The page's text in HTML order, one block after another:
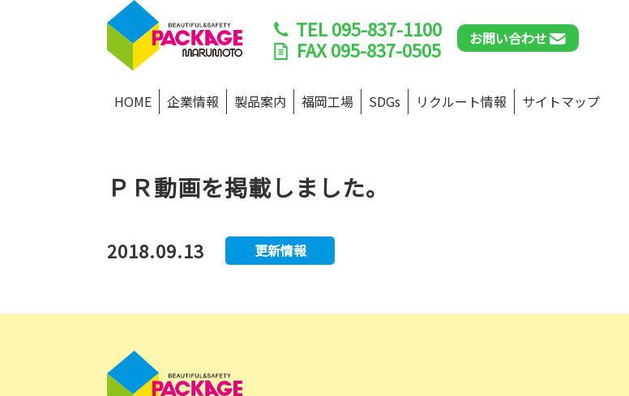
TEL095-837-1100
FAX095-837-0505 お問い合わせ
HOME 企業情報 製品案内 福岡工場 SDGs リクルート情報 サイトマップ
ＰＲ動画を掲載しました。
2018.09.13 更新情報